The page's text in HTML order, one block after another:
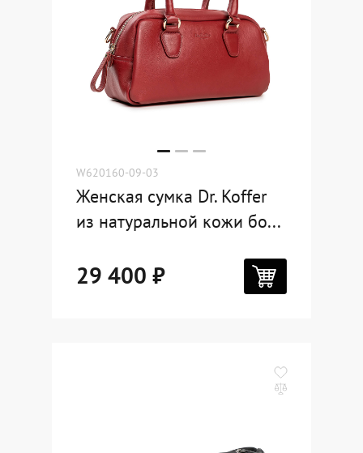
Программа лояльности
Политика обработки персональных
данных
W620160-09-03
Женская сумка Dr. Koffer
из натуральной кожи бо...
29 400 ₽